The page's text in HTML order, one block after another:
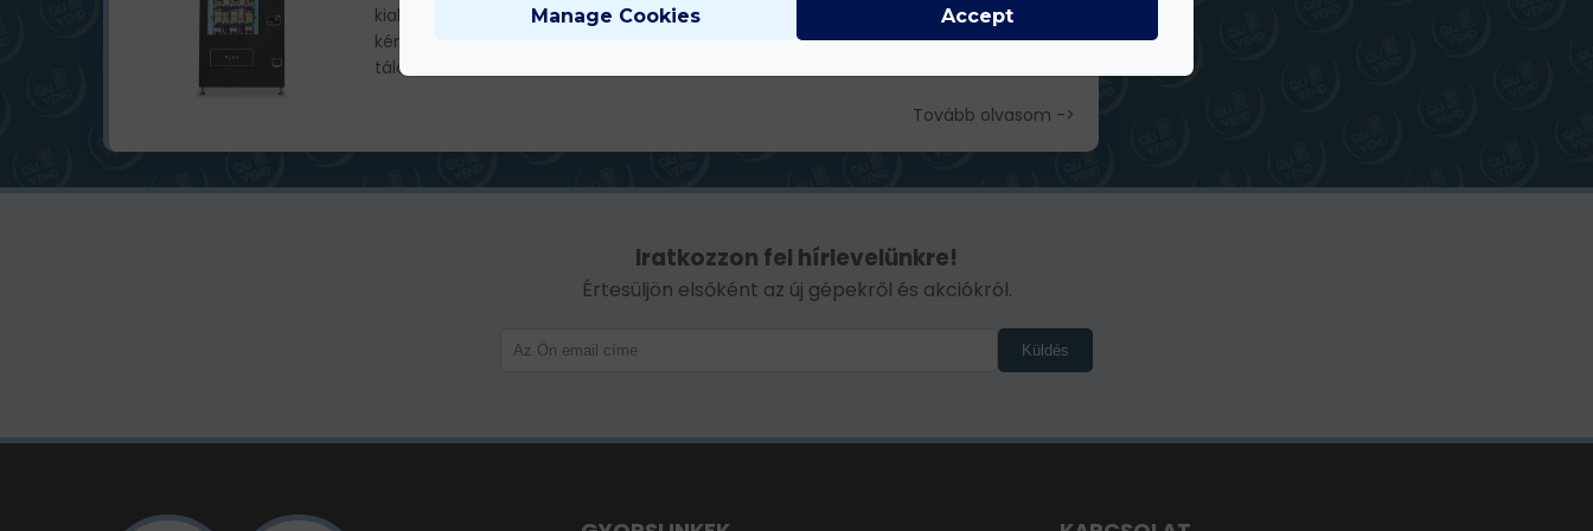
kialakítása és intelligens adagolórendszere ideálissá teszi olyan helyekre, ahol a
kényelem, a hatékonyság és a termékek épsége kiemelt szempont. A gép 6
tálcával...
Tovább olvasom ->
Iratkozzon fel hírlevelünkre!
Értesüljön elsőként az új gépekről és akciókról.
Küldés
Manage Cookies Accept